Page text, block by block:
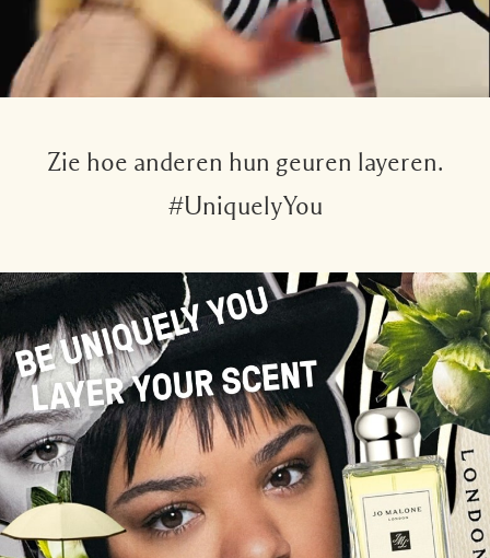
Zie hoe anderen hun geuren layeren.
#UniquelyYou